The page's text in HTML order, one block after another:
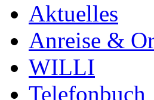
Aktuelles
Anreise &
WILLI
Telefonbuch